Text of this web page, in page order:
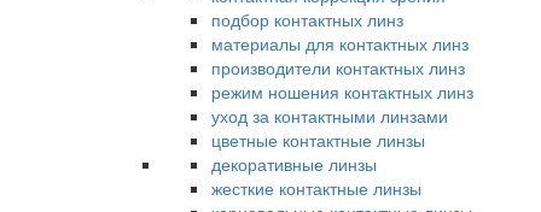
подбор контактных линз
материалы для контактных линз
производители контактных линз
режим ношения контактных линз
уход за контактными линзами
цветные контактные линзы
декоративные линзы
жесткие контактные линзы